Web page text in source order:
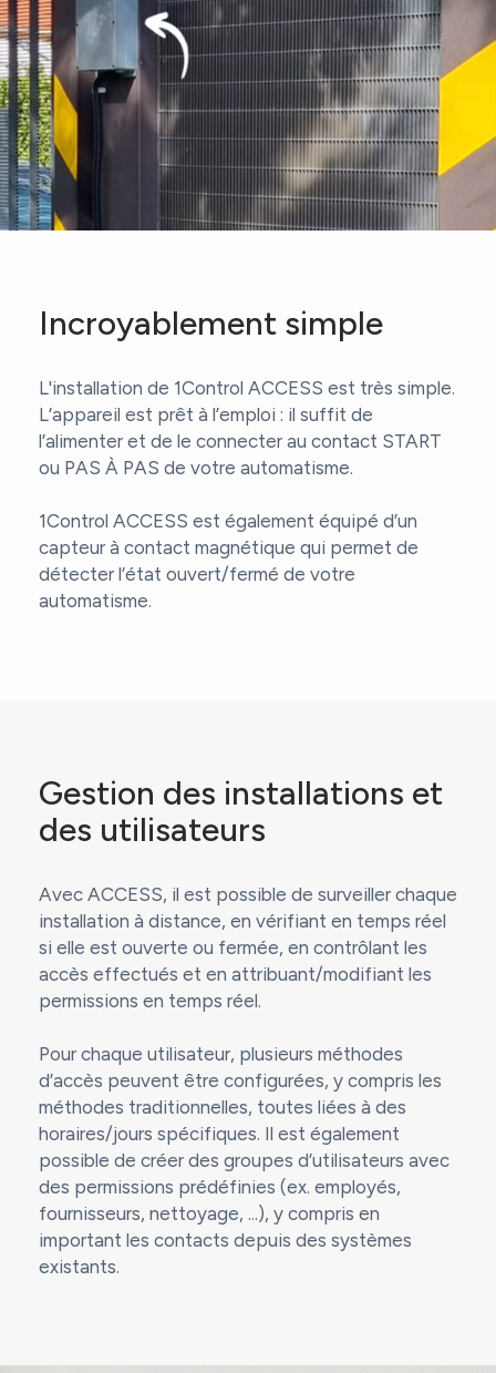
Incroyablement simple
L'installation de 1Control ACCESS est très simple.
L’appareil est prêt à l’emploi : il suffit de
l’alimenter et de le connecter au contact START
ou PAS À PAS de votre automatisme.
1Control ACCESS est également équipé d’un
capteur à contact magnétique qui permet de
détecter l’état ouvert/fermé de votre
automatisme.
Gestion des installations et
des utilisateurs
Avec ACCESS, il est possible de surveiller chaque
installation à distance, en vérifiant en temps réel
si elle est ouverte ou fermée, en contrôlant les
accès effectués et en attribuant/modifiant les
permissions en temps réel.
Pour chaque utilisateur, plusieurs méthodes
d’accès peuvent être configurées, y compris les
méthodes traditionnelles, toutes liées à des
horaires/jours spécifiques. Il est également
possible de créer des groupes d’utilisateurs avec
des permissions prédéfinies (ex. employés,
fournisseurs, nettoyage, ...), y compris en
important les contacts depuis des systèmes
existants.